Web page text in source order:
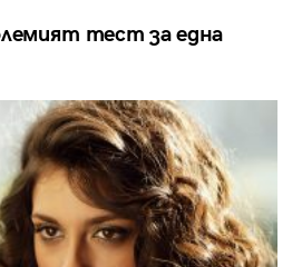
тест за една